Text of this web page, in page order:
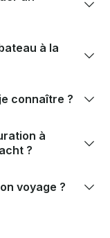
à la
connaître ?
à
?
voyage ?